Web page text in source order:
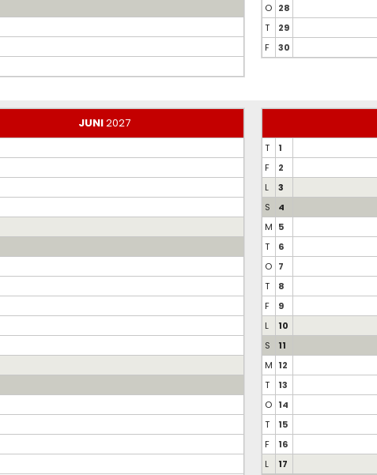
O 28
T
29
F
30
JUNI2027
T
1
F
2
L
3
S
4
M 5
T
6
O 7
T
8
F
9
L
10
S
11
M 12
T
13
O 14
T
15
F
16
L
17